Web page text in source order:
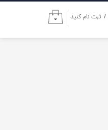
۰ / ثبت نام کنید